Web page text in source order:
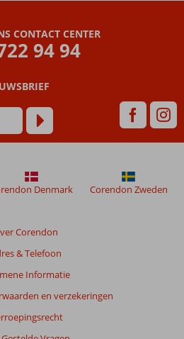
CONTACT CENTER
94 94
Corendon
& Telefoon
Informatie
en verzekeringen
Denmark Corendon Zweden